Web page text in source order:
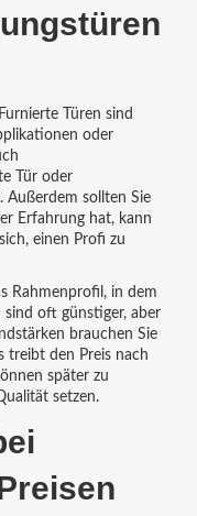
Türen sind
oder
Tür oder
Außerdem sollten Sie
Erfahrung hat, kann
einen Profi zu
Rahmenprofil, in dem
sind oft günstiger, aber
brauchen Sie
treibt den Preis nach
später zu
setzen.